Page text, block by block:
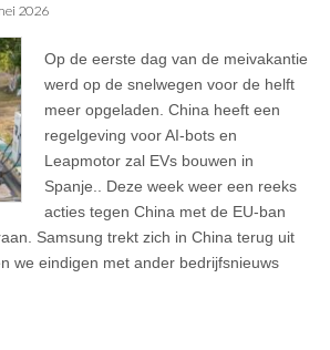
2026
Op de eerste dag van de meivakantie
werd op de snelwegen voor de helft
meer opgeladen. China heeft een
regelgeving voor AI-bots en
Leapmotor zal EVs bouwen in
Spanje.. Deze week weer een reeks
acties tegen China met de EU-ban
Samsung trekt zich in China terug uit
we eindigen met ander bedrijfsnieuws